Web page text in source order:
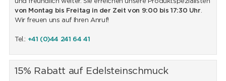
von Montag bis Freitag in der Zeit von 9:00 bis 17:30 Uhr.
Wir freuen uns auf Ihren Anruf!
Tel.: +41 (0)44 241 64 41
15% Rabatt auf Edelsteinschmuck